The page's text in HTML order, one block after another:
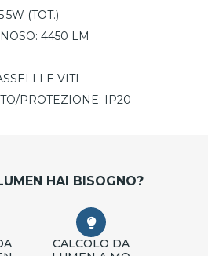
(TOT.)
4450 LM
E VITI
PROTEZIONE:
IP20
HAI BISOGNO?
CALCOLO DA